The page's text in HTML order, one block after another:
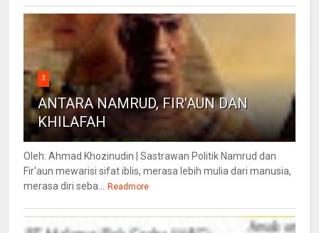
3
ANTARA NAMRUD, FIR'AUN DAN
KHILAFAH
Oleh: Ahmad Khozinudin | Sastrawan Politik Namrud dan
Fir'aun mewarisi sifat iblis, merasa lebih mulia dari manusia,
merasa diri seba... Readmore